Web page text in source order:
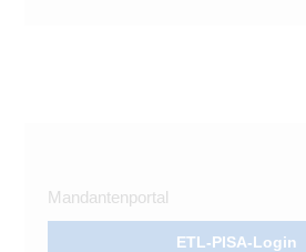
Mandantenportal
ETL-PISA-Login